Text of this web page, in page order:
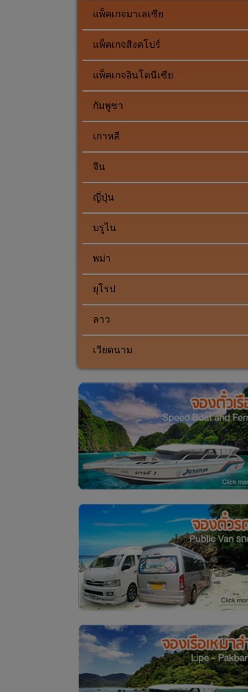
แพ็คเกจมาเลเซีย
แพ็คเกจสิงคโปร์
แพ็คเกจอินโดนีเซีย
กัมพูชา
เกาหลี
จีน
ญี่ปุ่น
บรูไน
พม่า
ยุโรป
ลาว
เวียดนาม